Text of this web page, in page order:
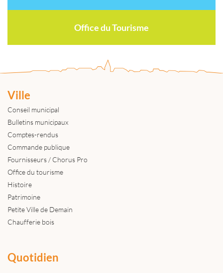
Office du Tourisme
Ville
Conseil municipal
Bulletins municipaux
Comptes-rendus
Commande publique
Fournisseurs / Chorus Pro
Office du tourisme
Histoire
Patrimoine
Petite Ville de Demain
Chaufferie bois
Quotidien